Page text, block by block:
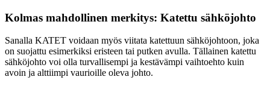
Kolmas mahdollinen merkitys: Katettu sähköjohto
Sanalla KATET voidaan myös viitata katettuun sähköjohtoon, joka
on suojattu esimerkiksi eristeen tai putken avulla. Tällainen katettu
sähköjohto voi olla turvallisempi ja kestävämpi vaihtoehto kuin
avoin ja alttiimpi vaurioille oleva johto.